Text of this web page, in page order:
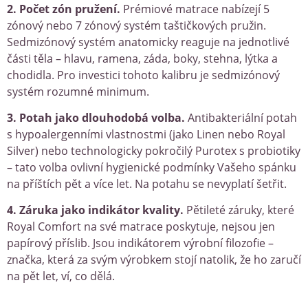
2. Počet zón pružení. Prémiové matrace nabízejí 5
zónový nebo 7 zónový systém taštičkových pružin.
Sedmizónový systém anatomicky reaguje na jednotlivé
části těla – hlavu, ramena, záda, boky, stehna, lýtka a
chodidla. Pro investici tohoto kalibru je sedmizónový
systém rozumné minimum.
3. Potah jako dlouhodobá volba. Antibakteriální potah
s hypoalergenními vlastnostmi (jako Linen nebo Royal
Silver) nebo technologicky pokročilý Purotex s probiotiky
– tato volba ovlivní hygienické podmínky Vašeho spánku
na příštích pět a více let. Na potahu se nevyplatí šetřit.
4. Záruka jako indikátor kvality. Pětileté záruky, které
Royal Comfort na své matrace poskytuje, nejsou jen
papírový příslib. Jsou indikátorem výrobní filozofie –
značka, která za svým výrobkem stojí natolik, že ho zaručí
na pět let, ví, co dělá.